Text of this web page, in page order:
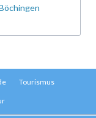
Tourismus